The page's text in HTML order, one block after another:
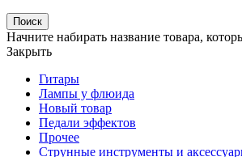
Поиск
Начните набирать название товара,
Закрыть
Гитары
Лампы у флюида
Новый товар
Педали эффектов
Прочее
Струнные инструменты и